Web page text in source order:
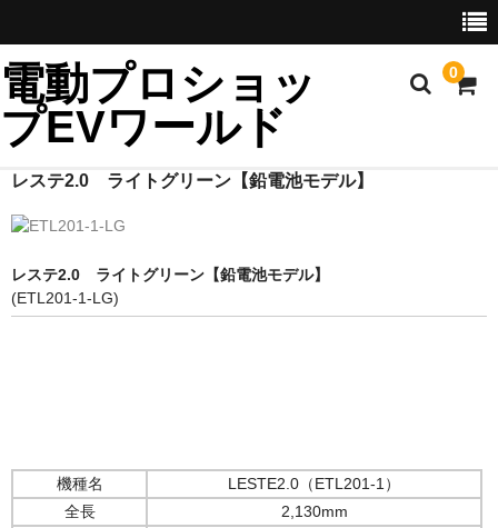
電動プロショッ
プEVワールド
0
輸入代行
ネットワーク機器
レステ2.0 ライトグリーン【鉛電池モデル】
レステ2.0 ライトグリーン【鉛電池モデル】
(ETL201-1-LG)
機種名
LESTE2.0（ETL201-1）
全長
2,130mm